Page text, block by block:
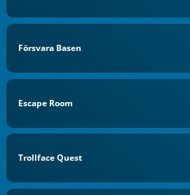
Försvara Basen
Escape Room
Trollface Quest